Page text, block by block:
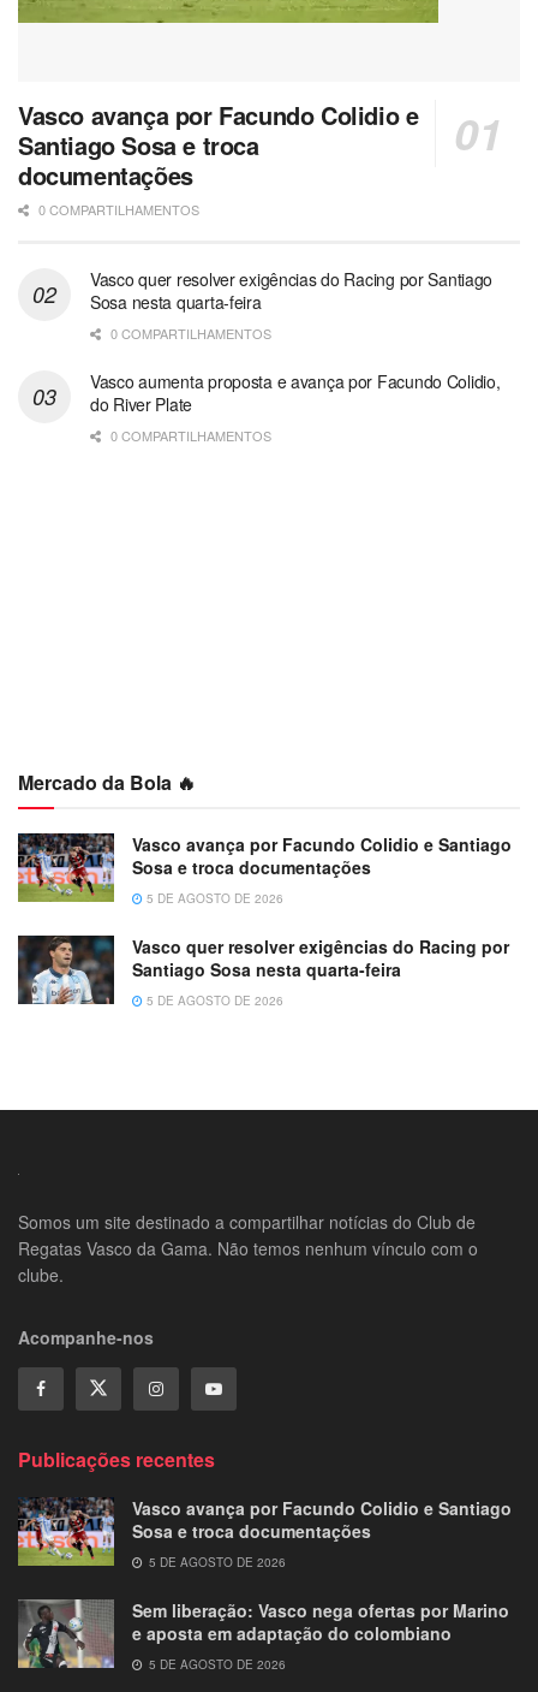
Vasco avança por Facundo Colidio e
Santiago Sosa e troca
documentações
0 COMPARTILHAMENTOS
Vasco quer resolver exigências do Racing por Santiago
Sosa nesta quarta-feira
0 COMPARTILHAMENTOS
Vasco aumenta proposta e avança por Facundo Colidio,
do River Plate
0 COMPARTILHAMENTOS
Mercado da Bola 🔥
Vasco avança por Facundo Colidio e Santiago
Sosa e troca documentações
5 DE AGOSTO DE 2026
Vasco quer resolver exigências do Racing por
Santiago Sosa nesta quarta-feira
5 DE AGOSTO DE 2026
Somos um site destinado a compartilhar notícias do Club de
Regatas Vasco da Gama. Não temos nenhum vínculo com o
clube.
Acompanhe-nos
Publicações recentes
Vasco avança por Facundo Colidio e Santiago
Sosa e troca documentações
5 DE AGOSTO DE 2026
Sem liberação: Vasco nega ofertas por Marino
e aposta em adaptação do colombiano
5 DE AGOSTO DE 2026